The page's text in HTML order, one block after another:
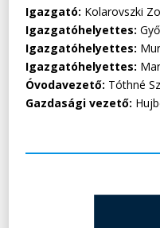
Igazgató: Kolarovszki
Igazgatóhelyettes:
Igazgatóhelyettes:
Igazgatóhelyettes:
Óvodavezető: Tóthné
Gazdasági vezető: